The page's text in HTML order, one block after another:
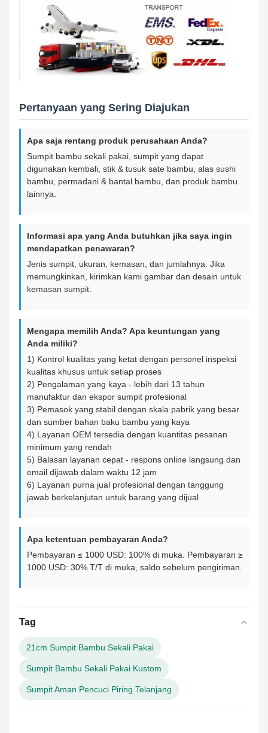
Pertanyaan yang Sering Diajukan
Apa saja rentang produk perusahaan Anda?
Sumpit bambu sekali pakai, sumpit yang dapat
digunakan kembali, stik & tusuk sate bambu, alas sushi
bambu, permadani & bantal bambu, dan produk bambu
lainnya.
Informasi apa yang Anda butuhkan jika saya ingin
mendapatkan penawaran?
Jenis sumpit, ukuran, kemasan, dan jumlahnya. Jika
memungkinkan, kirimkan kami gambar dan desain untuk
kemasan sumpit.
Mengapa memilih Anda? Apa keuntungan yang
Anda miliki?
1) Kontrol kualitas yang ketat dengan personel inspeksi
kualitas khusus untuk setiap proses
2) Pengalaman yang kaya - lebih dari 13 tahun
manufaktur dan ekspor sumpit profesional
3) Pemasok yang stabil dengan skala pabrik yang besar
dan sumber bahan baku bambu yang kaya
4) Layanan OEM tersedia dengan kuantitas pesanan
minimum yang rendah
5) Balasan layanan cepat - respons online langsung dan
email dijawab dalam waktu 12 jam
6) Layanan purna jual profesional dengan tanggung
jawab berkelanjutan untuk barang yang dijual
Apa ketentuan pembayaran Anda?
Pembayaran ≤ 1000 USD: 100% di muka. Pembayaran ≥
1000 USD: 30% T/T di muka, saldo sebelum pengiriman.
Tag
21cm Sumpit Bambu Sekali Pakai
Sumpit Bambu Sekali Pakai Kustom
Sumpit Aman Pencuci Piring Telanjang